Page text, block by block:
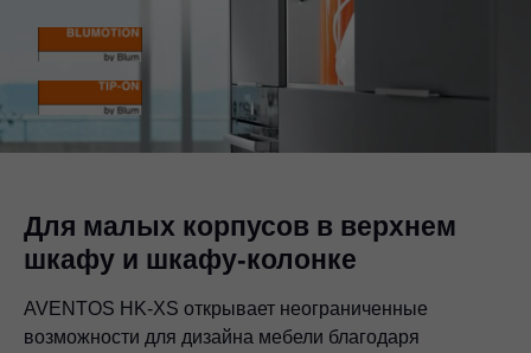
Для малых корпусов в верхнем
шкафу и шкафу-колонке
AVENTOS HK-XS открывает неограниченные
возможности для дизайна мебели благодаря